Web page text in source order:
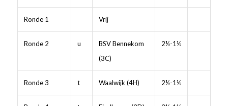
Ronde 1 Vrij
Ronde 2 u
BSV Bennekom
(3C)
2½-1½
Ronde 3 t Waalwijk (4H) 2½-1½